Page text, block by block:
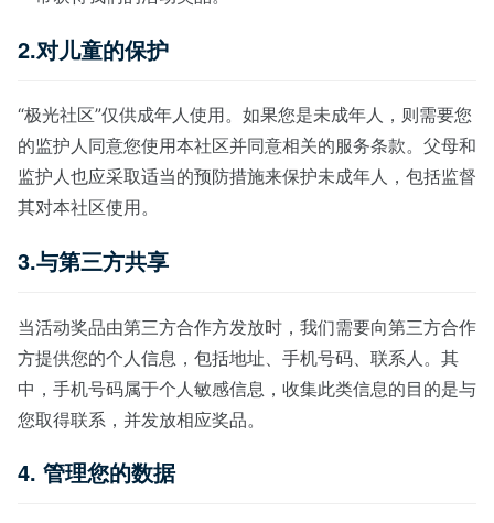
2.对儿童的保护
“极光社区”仅供成年人使用。如果您是未成年人，则需要您
的监护人同意您使用本社区并同意相关的服务条款。父母和
监护人也应采取适当的预防措施来保护未成年人，包括监督
其对本社区使用。
3.与第三方共享
当活动奖品由第三方合作方发放时，我们需要向第三方合作
方提供您的个人信息，包括地址、手机号码、联系人。其
中，手机号码属于个人敏感信息，收集此类信息的目的是与
您取得联系，并发放相应奖品。
4. 管理您的数据